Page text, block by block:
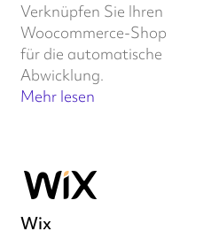
Verknüpfen Sie Ihren
Woocommerce-Shop
für die automatische
Abwicklung.
Mehr lesen
Wix